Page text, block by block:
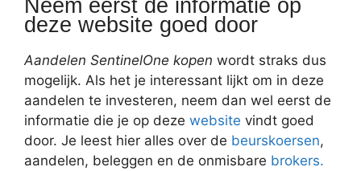
Neem eerst de informatie op
deze website goed door
Aandelen SentinelOne kopen wordt straks dus
mogelijk. Als het je interessant lijkt om in deze
aandelen te investeren, neem dan wel eerst de
informatie die je op deze website vindt goed
door. Je leest hier alles over de beurskoersen,
aandelen, beleggen en de onmisbare brokers.